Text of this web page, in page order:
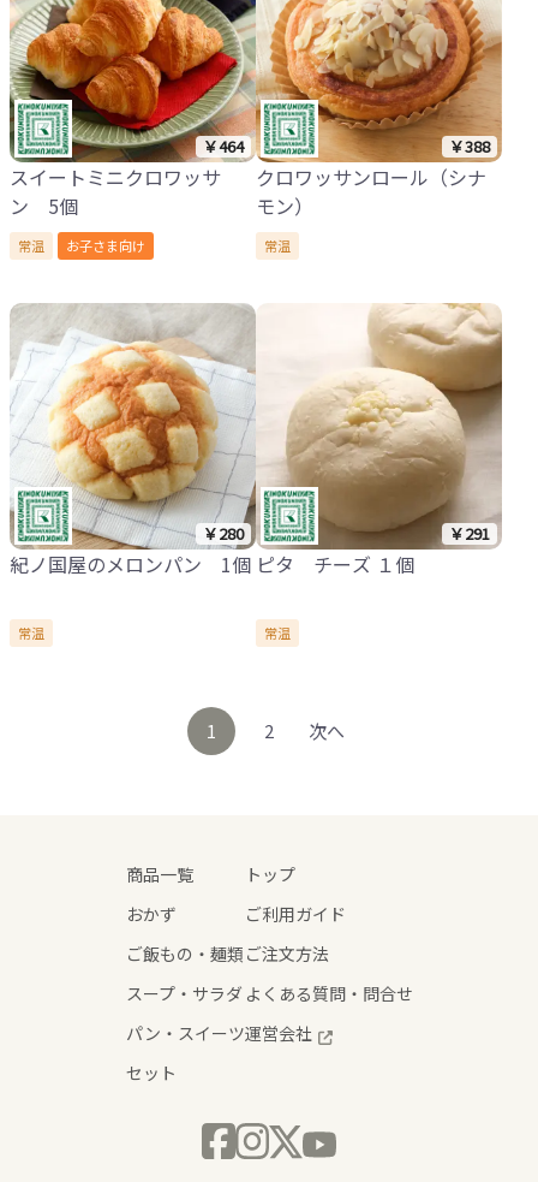
￥464
スイートミニクロワッサ
ン 5個
常温 お子さま向け
￥388
クロワッサンロール（シナ
モン）
常温
￥280
紀ノ国屋のメロンパン 1個
常温
￥291
ピタ チーズ １個
常温
1 2 次へ
商品一覧
おかず
ご飯もの・麺類
スープ・サラダ
パン・スイーツ
セット
トップ
ご利用ガイド
ご注文方法
よくある質問・問合せ
運営会社